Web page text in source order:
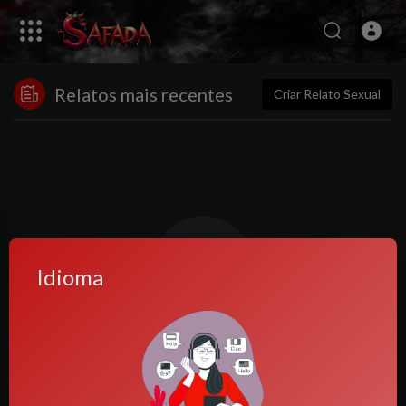
Relatos mais recentes Criar Relato Sexual
Nenhuma postagem encontrada!
Idioma